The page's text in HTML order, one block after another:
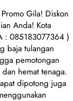
Gila! Diskon
Anda! Kota
: 085183077364 )
baja tulangan
pemotongan
hemat tenaga.
dipotong juga